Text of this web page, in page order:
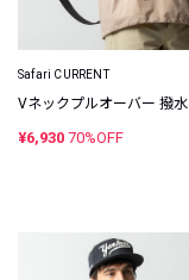
Safari CURRENT
Vネックプルオーバー 撥水
¥6,930 70%OFF